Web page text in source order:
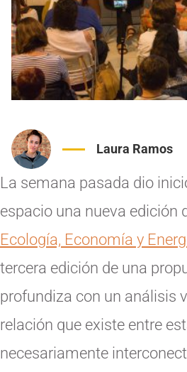
Laura Ramos
La semana pasada dio
espacio una nueva edición
Ecología, Economía y
tercera edición de una
profundiza con un análisis
relación que existe entre
necesariamente